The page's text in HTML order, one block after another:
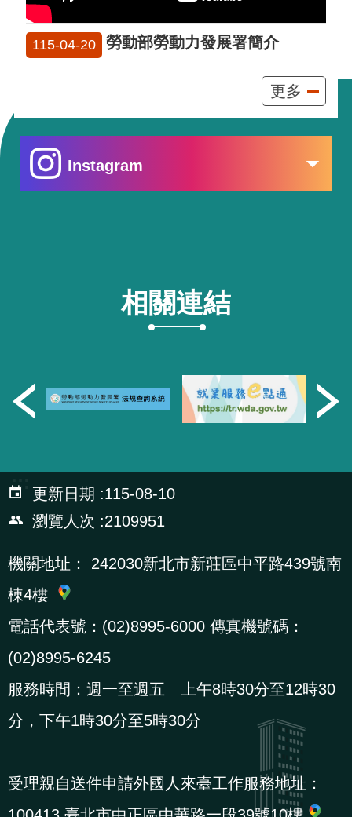
勞動部勞動力發展署簡介
115-04-20
更多
Instagram
相關連結
:::
更新日期
115-08-10
瀏覽人次
2109951
機關地址：
242030新北市新莊區中平路439號南
棟4樓
電話代表號：(02)8995-6000 傳真機號碼：
(02)8995-6245
服務時間：週一至週五 上午8時30分至12時30
分，下午1時30分至5時30分
受理親自送件申請外國人來臺工作服務地址：